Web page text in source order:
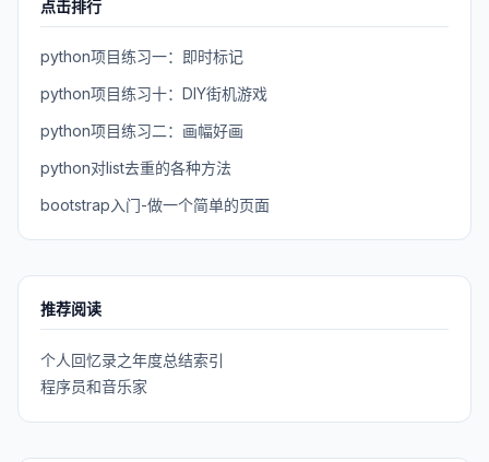
点击排行
python项目练习一：即时标记
python项目练习十：DIY街机游戏
python项目练习二：画幅好画
python对list去重的各种方法
bootstrap入门-做一个简单的页面
推荐阅读
个人回忆录之年度总结索引
程序员和音乐家